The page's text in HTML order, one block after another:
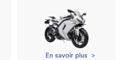
En savoir plus >